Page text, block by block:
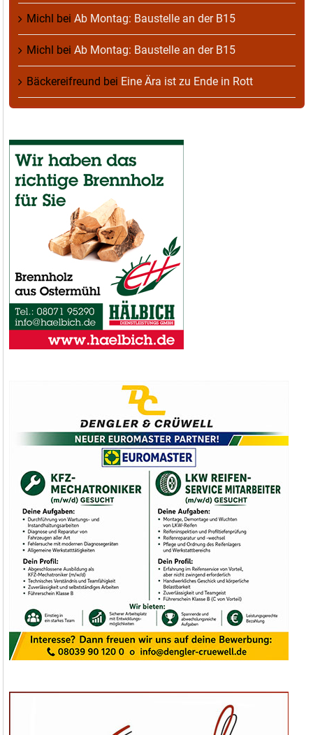
Michl bei Ab Montag: Baustelle an der B15
Michl bei Ab Montag: Baustelle an der B15
Bäckereifreund bei Eine Ära ist zu Ende in Rott